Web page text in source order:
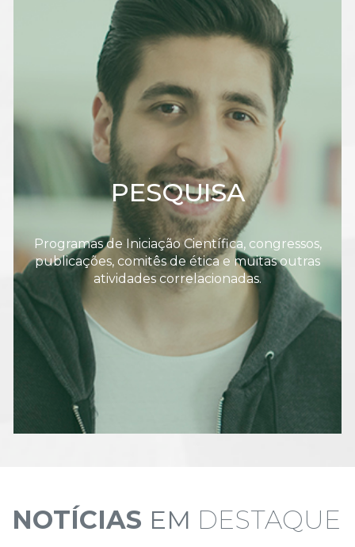
PESQUISA
Programas de Iniciação Científica, congressos,
publicações, comitês de ética e muitas outras
atividades correlacionadas.
NOTÍCIAS EM DESTAQUE